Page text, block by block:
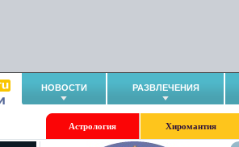
НОВОСТИ РАЗВЛЕЧЕНИЯ
Астрология Хиромантия